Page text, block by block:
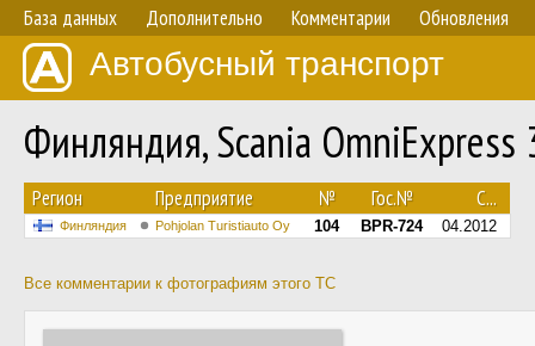
База данных Дополнительно Комментарии Обновления
Автобусный транспорт
Финляндия, Scania
Регион Предприятие № Гос.№ С...
Финляндия Pohjolan Turistiauto Oy 104 BPR-724 04.2012
Все комментарии к фотографиям этого ТС